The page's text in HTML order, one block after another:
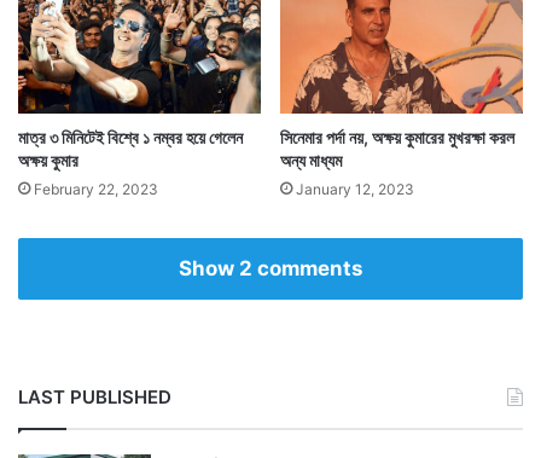
মাত্র ৩ মিনিটেই বিশ্বে ১ নম্বর হয়ে গেলেন
অক্ষয় কুমার
February 22, 2023
সিনেমার পর্দা নয়, অক্ষয় কুমারের মুখরক্ষা করল
অন্য মাধ্যম
January 12, 2023
Show 2 comments
LAST PUBLISHED